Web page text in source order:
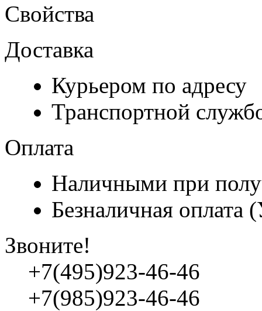
Свойства
Доставка
Курьером по адресу
Транспортной
Оплата
Наличными при
Безналичная
Звоните!
+7(495)923-46-46
+7(985)923-46-46